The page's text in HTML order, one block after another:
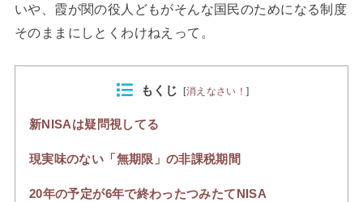
いや、霞が関の役人どもがそんな国民のためになる制度
そのままにしとくわけねえって。
もくじ [消えなさい！]
新NISAは疑問視してる
現実味のない「無期限」の非課税期間
20年の予定が6年で終わったつみたてNISA